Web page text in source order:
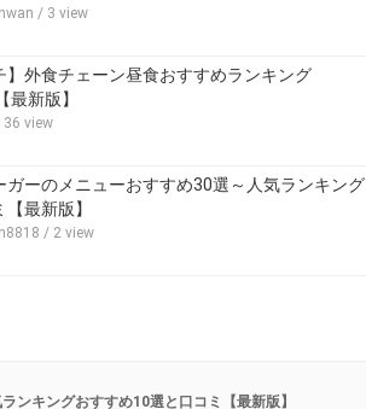
/ 3 view
】外食チェーン昼食おすすめランキング
最新版】
view
ガーのメニューおすすめ30選～人気ランキング
【最新版】
/ 2 view
ンキングおすすめ10選と口コミ【最新版】